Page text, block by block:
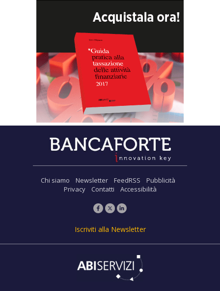
Chi siamo Newsletter FeedRSS
Pubblicità
Privacy
Contatti Accessibilità
Iscriviti alla Newsletter